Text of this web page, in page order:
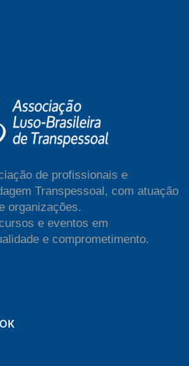
de profissionais e
Transpessoal, com atuação
organizações.
e eventos em
e comprometimento.